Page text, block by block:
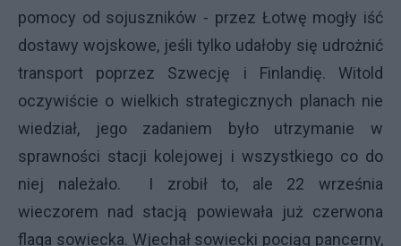
pomocy od sojuszników - przez Łotwę mogły iść
dostawy wojskowe, jeśli tylko udałoby się udrożnić
transport poprzez Szwecję i Finlandię. Witold
oczywiście o wielkich strategicznych planach nie
wiedział, jego zadaniem było utrzymanie w
sprawności stacji kolejowej i wszystkiego co do
niej należało. I zrobił to, ale 22 września
wieczorem nad stacją powiewała już czerwona
flaga sowiecka. Wjechał sowiecki pociąg pancerny,